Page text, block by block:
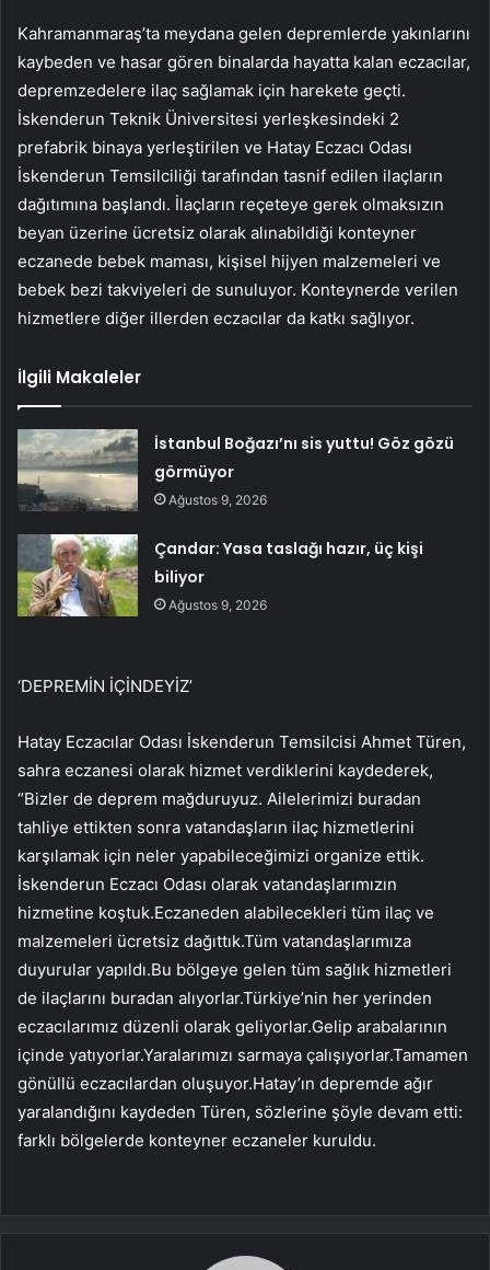
Kahramanmaraş’ta meydana gelen depremlerde yakınlarını
kaybeden ve hasar gören binalarda hayatta kalan eczacılar,
depremzedelere ilaç sağlamak için harekete geçti.
İskenderun Teknik Üniversitesi yerleşkesindeki 2
prefabrik binaya yerleştirilen ve Hatay Eczacı Odası
İskenderun Temsilciliği tarafından tasnif edilen ilaçların
dağıtımına başlandı. İlaçların reçeteye gerek olmaksızın
beyan üzerine ücretsiz olarak alınabildiği konteyner
eczanede bebek maması, kişisel hijyen malzemeleri ve
bebek bezi takviyeleri de sunuluyor. Konteynerde verilen
hizmetlere diğer illerden eczacılar da katkı sağlıyor.
İlgili Makaleler
İstanbul Boğazı’nı sis yuttu! Göz gözü
görmüyor
Ağustos 9, 2026
Çandar: Yasa taslağı hazır, üç kişi
biliyor
Ağustos 9, 2026
‘DEPREMİN İÇİNDEYİZ’
Hatay Eczacılar Odası İskenderun Temsilcisi Ahmet Türen,
sahra eczanesi olarak hizmet verdiklerini kaydederek,
“Bizler de deprem mağduruyuz. Ailelerimizi buradan
tahliye ettikten sonra vatandaşların ilaç hizmetlerini
karşılamak için neler yapabileceğimizi organize ettik.
İskenderun Eczacı Odası olarak vatandaşlarımızın
hizmetine koştuk.Eczaneden alabilecekleri tüm ilaç ve
malzemeleri ücretsiz dağıttık.Tüm vatandaşlarımıza
duyurular yapıldı.Bu bölgeye gelen tüm sağlık hizmetleri
de ilaçlarını buradan alıyorlar.Türkiye’nin her yerinden
eczacılarımız düzenli olarak geliyorlar.Gelip arabalarının
içinde yatıyorlar.Yaralarımızı sarmaya çalışıyorlar.Tamamen
gönüllü eczacılardan oluşuyor.Hatay’ın depremde ağır
yaralandığını kaydeden Türen, sözlerine şöyle devam etti:
farklı bölgelerde konteyner eczaneler kuruldu.